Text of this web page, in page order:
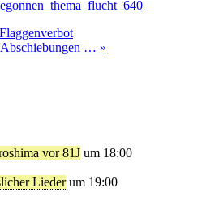
Abschiebungen … »
vor 81J um 18:00
Lieder um 19:00